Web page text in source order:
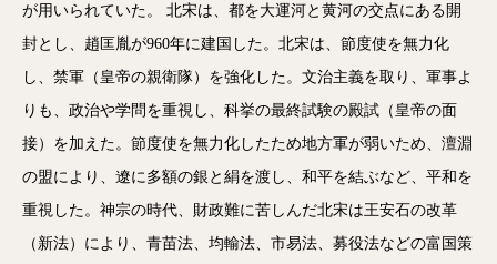
が用いられていた。 北宋は、都を大運河と黄河の交点にある開
封とし、趙匡胤が960年に建国した。北宋は、節度使を無力化
し、禁軍（皇帝の親衛隊）を強化した。文治主義を取り、軍事よ
りも、政治や学問を重視し、科挙の最終試験の殿試（皇帝の面
接）を加えた。節度使を無力化したため地方軍が弱いため、澶淵
の盟により、遼に多額の銀と絹を渡し、和平を結ぶなど、平和を
重視した。神宗の時代、財政難に苦しんだ北宋は王安石の改革
（新法）により、青苗法、均輸法、市易法、募役法などの富国策